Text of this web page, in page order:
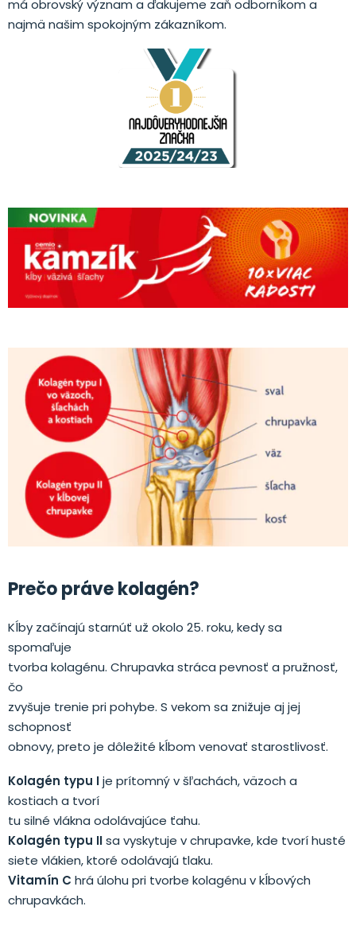
má obrovský význam a ďakujeme zaň odborníkom a
najmä našim spokojným zákazníkom.
Prečo práve kolagén?
Kĺby začínajú starnúť už okolo 25. roku, kedy sa
spomaľuje
tvorba kolagénu. Chrupavka stráca pevnosť a pružnosť,
čo
zvyšuje trenie pri pohybe. S vekom sa znižuje aj jej
schopnosť
obnovy, preto je dôležité kĺbom venovať starostlivosť.
Kolagén typu Ije prítomný v šľachách, väzoch a
kostiach a tvorí
tu silné vlákna odolávajúce ťahu.
Kolagén typu IIsa vyskytuje v chrupavke, kde tvorí husté
siete vlákien, ktoré odolávajú tlaku.
Vitamín C hrá úlohu pri tvorbe kolagénu v kĺbových
chrupavkách.